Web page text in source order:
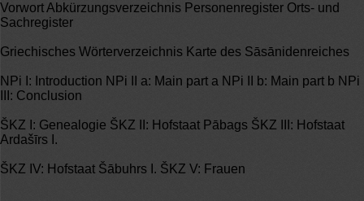
Vorwort Abkürzungsverzeichnis Personenregister Orts- und
Sachregister
Griechisches Wörterverzeichnis Karte des Sāsānidenreiches
NPi I: Introduction NPi II a: Main part a NPi II b: Main part b NPi
III: Conclusion
ŠKZ I: Genealogie ŠKZ II: Hofstaat Pābags ŠKZ III: Hofstaat
Ardašīrs I.
ŠKZ IV: Hofstaat Šābuhrs I. ŠKZ V: Frauen